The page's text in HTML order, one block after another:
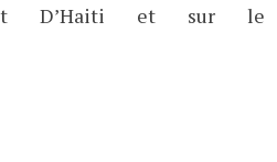
D’Haiti et sur le